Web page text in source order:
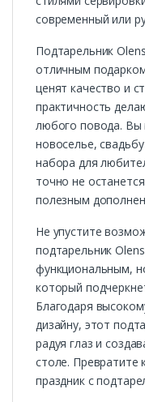
современный или
Подтарельник
отличным
ценят качество и
практичность
любого повода. Вы
новоселье,
набора для
точно не
полезным
Не упустите
подтарельник
функциональным,
который
Благодаря
дизайну, этот
радуя глаз и
столе. Превратите
праздник с